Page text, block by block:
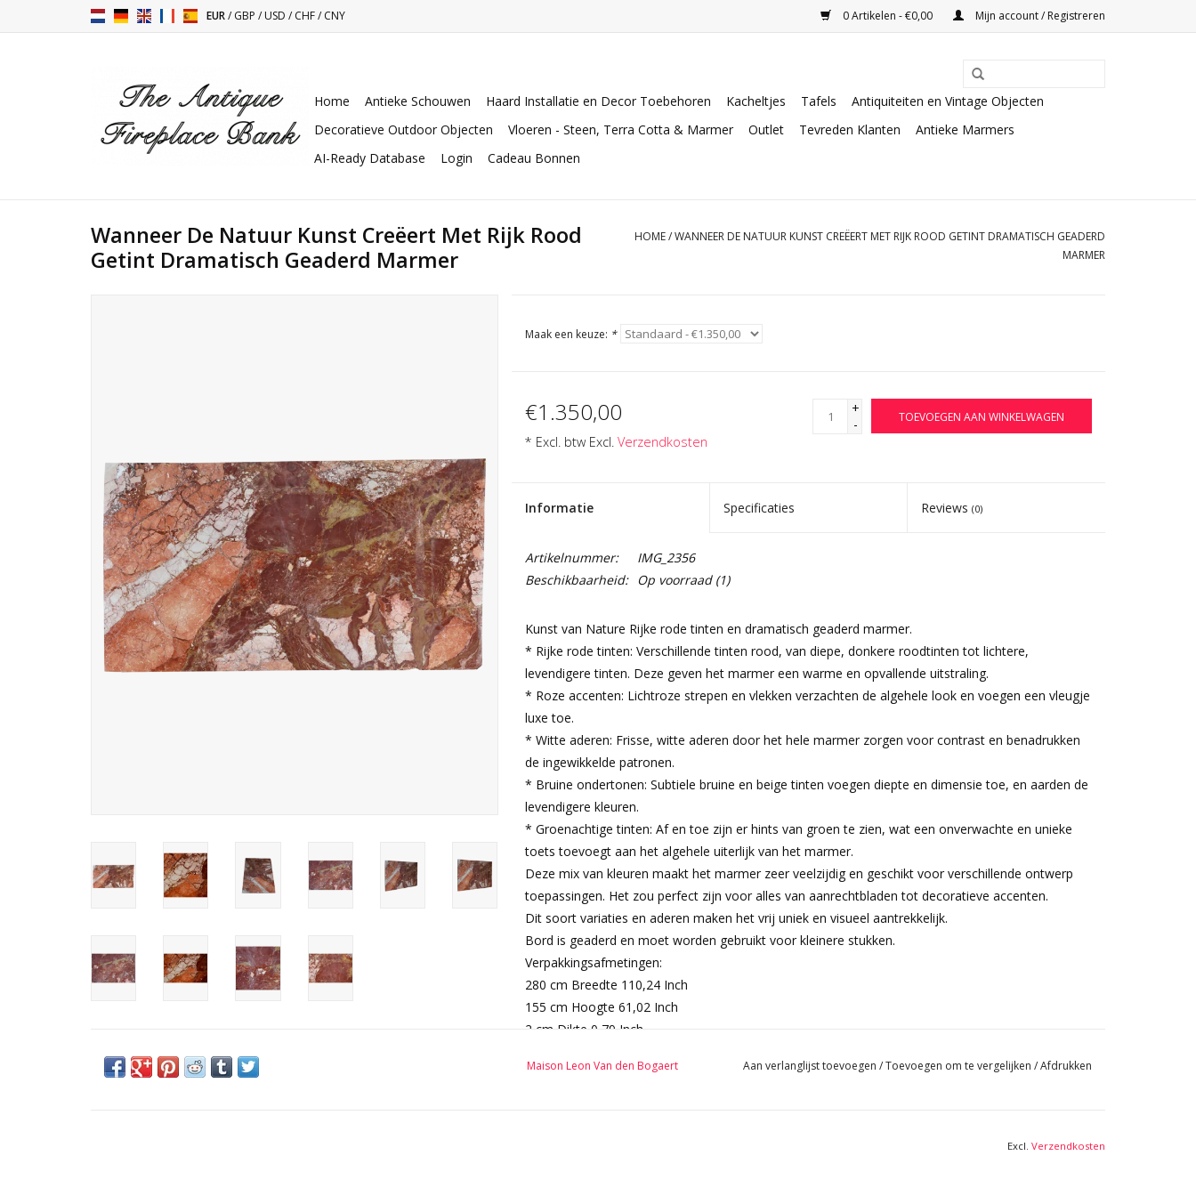
EUR/GBP /USD /CHF/CNY 0 Artikelen - €0,00 Mijn account / Registreren
Home Antieke Schouwen Haard Installatie en Decor Toebehoren Kacheltjes Tafels
Antiquiteiten en Vintage Objecten
Decoratieve Outdoor Objecten
Vloeren - Steen, Terra Cotta & Marmer Outlet Tevreden Klanten
Antieke Marmers
AI-Ready Database
Login Cadeau Bonnen
Wanneer De Natuur Kunst Creëert Met Rijk Rood
Getint Dramatisch Geaderd Marmer
HOME/WANNEER DE NATUUR KUNST CREËERT MET RIJK ROOD GETINT DRAMATISCH GEADERD
MARMER
Maak een keuze: *
€1.350,00
* Excl. btw Excl. Verzendkosten
+
-
TOEVOEGEN AAN WINKELWAGEN
Informatie Specificaties Reviews(0)
Artikelnummer:
IMG_2356
Beschikbaarheid:
Op voorraad(1)
Kunst van Nature Rijke rode tinten en dramatisch geaderd marmer.
* Rijke rode tinten: Verschillende tinten rood, van diepe, donkere roodtinten tot lichtere,
levendigere tinten. Deze geven het marmer een warme en opvallende uitstraling.
* Roze accenten: Lichtroze strepen en vlekken verzachten de algehele look en voegen een vleugje
luxe toe.
* Witte aderen: Frisse, witte aderen door het hele marmer zorgen voor contrast en benadrukken
de ingewikkelde patronen.
* Bruine ondertonen: Subtiele bruine en beige tinten voegen diepte en dimensie toe, en aarden de
levendigere kleuren.
* Groenachtige tinten: Af en toe zijn er hints van groen te zien, wat een onverwachte en unieke
toets toevoegt aan het algehele uiterlijk van het marmer.
Deze mix van kleuren maakt het marmer zeer veelzijdig en geschikt voor verschillende ontwerp
toepassingen. Het zou perfect zijn voor alles van aanrechtbladen tot decoratieve accenten.
Dit soort variaties en aderen maken het vrij uniek en visueel aantrekkelijk.
Bord is geaderd en moet worden gebruikt voor kleinere stukken.
Verpakkingsafmetingen:
280 cm Breedte 110,24 Inch
155 cm Hoogte 61,02 Inch
2 cm Dikte 0,79 Inch
Maison Leon Van den Bogaert Aan verlanglijst toevoegen /Toevoegen om te vergelijken /Afdrukken
Excl. Verzendkosten